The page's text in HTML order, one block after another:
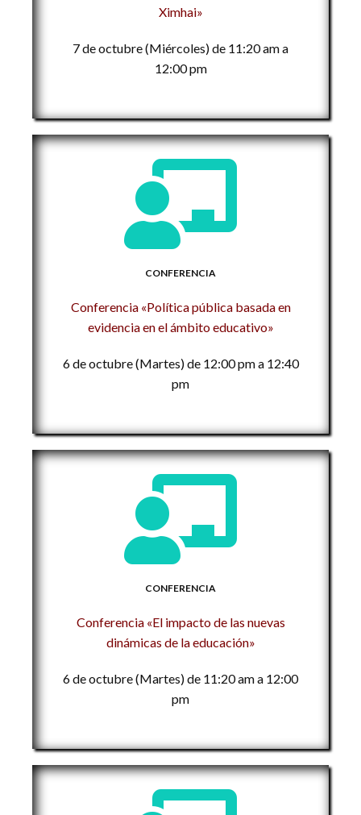
Ximhai»
7 de octubre (Miércoles) de 11:20 am a
12:00 pm
CONFERENCIA
Conferencia «Política pública basada en
evidencia en el ámbito educativo»
6 de octubre (Martes) de 12:00 pm a 12:40
pm
CONFERENCIA
Conferencia «El impacto de las nuevas
dinámicas de la educación»
6 de octubre (Martes) de 11:20 am a 12:00
pm